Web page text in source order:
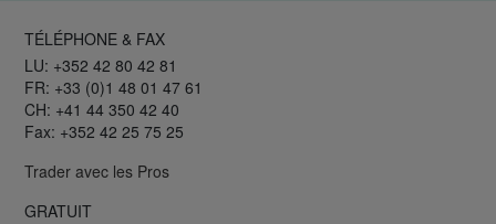
TÉLÉPHONE & FAX
LU: +352 42 80 42 81
FR: +33 (0)1 48 01 47 61
CH: +41 44 350 42 40
Fax: +352 42 25 75 25
Trader avec les Pros
GRATUIT